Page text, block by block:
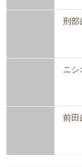
刑部
ニシ
前田